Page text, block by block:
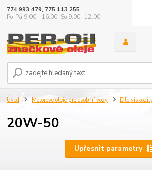
774 993 479, 775 113 255
Po-Pá 9.00 - 16.00, So 9.00 -12.00
Úvod Motorové oleje pro osobní vozy Dle
20W-50
Upřesnit parametry